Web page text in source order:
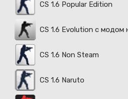
CS 1.6 Popular Edition
CS 1.6 Evolution с модом
CS 1.6 Non Steam
CS 1.6 Naruto